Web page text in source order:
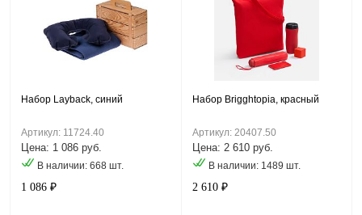
Набор Layback, синий
Артикул: 11724.40
Цена: 1 086 руб.
В наличии: 668 шт.
1 086 ₽
Набор Brigghtopia, красный
Артикул: 20407.50
Цена: 2 610 руб.
В наличии: 1489 шт.
2 610 ₽